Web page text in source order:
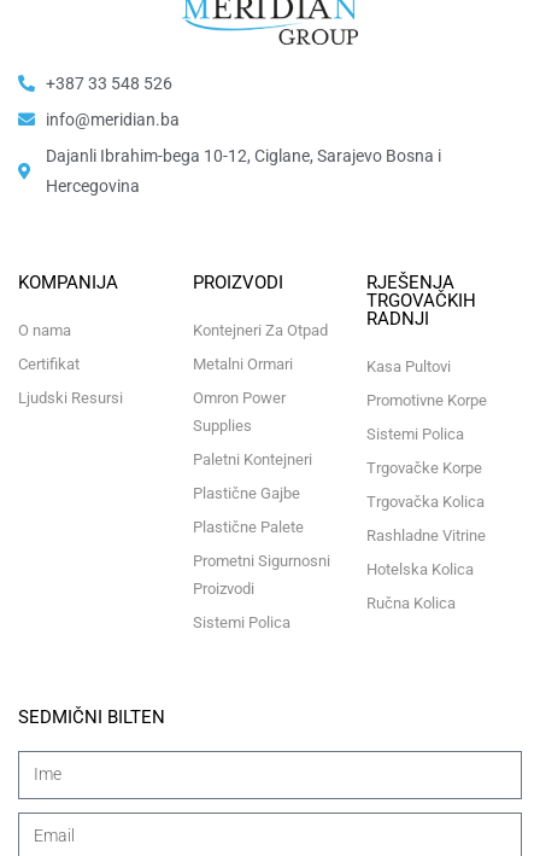
+387 33 548 526
info@meridian.ba
Dajanli Ibrahim-bega 10-12, Ciglane, Sarajevo Bosna i
Hercegovina​
KOMPANIJA
O nama
Certifikat
Ljudski Resursi
PROIZVODI
Kontejneri Za Otpad
Metalni Ormari
Omron Power
Supplies
Paletni Kontejneri
Plastične Gajbe
Plastične Palete
Prometni Sigurnosni
Proizvodi
Sistemi Polica
RJEŠENJA
TRGOVAČKIH
RADNJI
Kasa Pultovi
Promotivne Korpe
Sistemi Polica
Trgovačke Korpe
Trgovačka Kolica
Rashladne Vitrine
Hotelska Kolica
Ručna Kolica
SEDMIČNI BILTEN